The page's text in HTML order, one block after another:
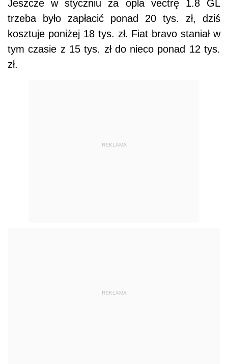
Jeszcze w styczniu za opla vectrę 1.8 GL
trzeba było zapłacić ponad 20 tys. zł, dziś
kosztuje poniżej 18 tys. zł. Fiat bravo staniał w
tym czasie z 15 tys. zł do nieco ponad 12 tys.
zł.
REKLAMA
REKLAMA